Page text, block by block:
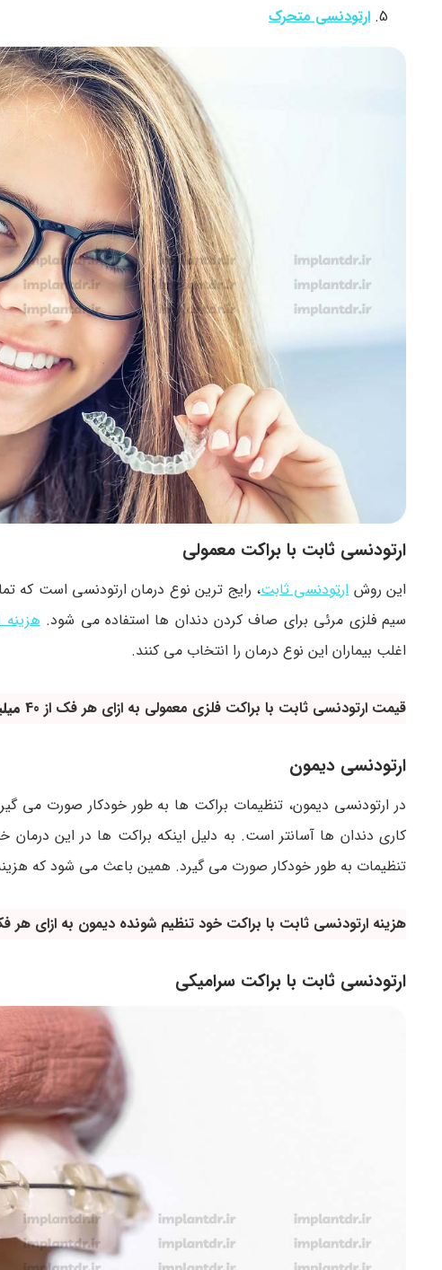
ارتودنسی متحرک
ارتودنسی ثابت با براکت معمولی
این روشارتودنسی ثابت، رایج ترین نوع درمان ارتودنسی است
سیم فلزی مرئی برای صاف کردن دندان ها استفاده می شود.هزینه
اغلب بیماران این نوع درمان را انتخاب می‌ کنند.
قیمت ارتودنسی ثابت با براکت فلزی معمولی به ازای هر فک از 40
ارتودنسی دیمون
در ارتودنسی دیمون، تنظیمات براکت ها به طور خودکار صورت می
کاری دندان ها آسانتر است. به دلیل اینکه براکت ها در این درمان
تنظیمات به طور خودکار صورت می گیرد. همین باعث می شود که
هزینه ارتودنسی ثابت با براکت خود تنظیم شونده دیمون به ازای هر
ارتودنسی ثابت با براکت سرامیکی